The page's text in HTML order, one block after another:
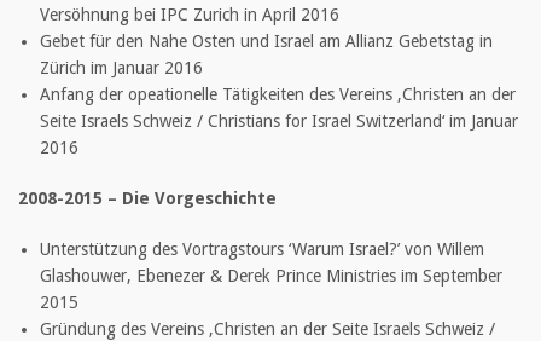
Versöhnung bei IPC Zurich in April 2016
Gebet für den Nahe Osten und Israel am Allianz Gebetstag in
Zürich im Januar 2016
Anfang der opeationelle Tätigkeiten des Vereins ‚Christen an der
Seite Israels Schweiz / Christians for Israel Switzerland‘ im Januar
2016
2008-2015 – Die Vorgeschichte
Unterstützung des Vortragstours ‘Warum Israel?’ von Willem
Glashouwer, Ebenezer & Derek Prince Ministries im September
2015
Gründung des Vereins ‚Christen an der Seite Israels Schweiz /